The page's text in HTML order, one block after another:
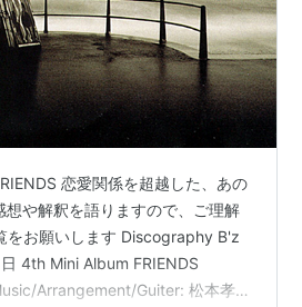
恋愛関係を超越した、あの
想や解釈を語りますので、ご理解
をお願いします Discography B'z
4th Mini Album FRIENDS
Arrangement/Guiter: 松本孝弘